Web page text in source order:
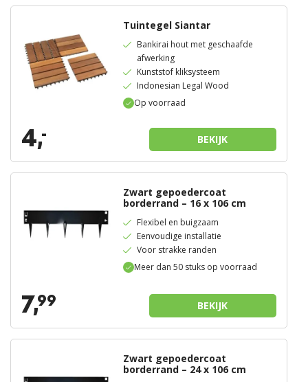
Op voorraad
Tuintegel Siantar
Bankirai hout met geschaafde
afwerking
Kunststof kliksysteem
Indonesian Legal Wood
4,- BEKIJK
Meer dan 50 stuks op voorraad
Zwart gepoedercoat
borderrand – 16 x 106 cm
Flexibel en buigzaam
Eenvoudige installatie
Voor strakke randen
7,99 BEKIJK
Zwart gepoedercoat
borderrand – 24 x 106 cm